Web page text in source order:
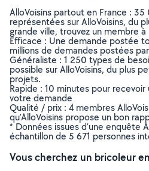
AlloVoisins partout en France :
représentées sur AlloVoisins, du
grande ville, trouvez un membre
Efficace : Une demande postée
millions de demandes postées
Généraliste : 1 250 types de
possible sur AlloVoisins, du plus
projets.
Rapide : 10 minutes pour
votre demande
Qualité / prix : 4 membres
qu’AlloVoisins propose un bon
* Données issues d’une enquête
échantillon de 5 671 personnes
Vous cherchez un bricoleur